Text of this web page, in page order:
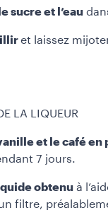
sucre et l’eau
et laissez
LA LIQUEUR
et le café
7 jours.
obtenu à
filtre,